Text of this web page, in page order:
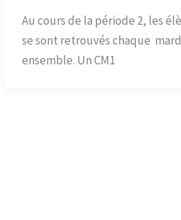
Au cours de la période 2, les
se sont retrouvés chaque
ensemble. Un CM1